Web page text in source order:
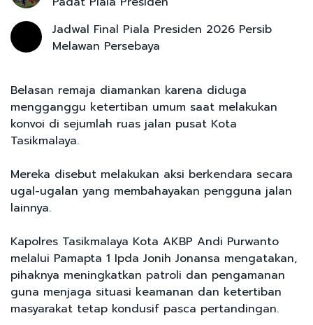
Jadwal Final Piala Presiden 2026 Persib
Melawan Persebaya
Belasan remaja diamankan karena diduga
mengganggu ketertiban umum saat melakukan
konvoi di sejumlah ruas jalan pusat Kota
Tasikmalaya.
Mereka disebut melakukan aksi berkendara secara
ugal-ugalan yang membahayakan pengguna jalan
lainnya.
Kapolres Tasikmalaya Kota AKBP Andi Purwanto
melalui Pamapta 1 Ipda Jonih Jonansa mengatakan,
pihaknya meningkatkan patroli dan pengamanan
guna menjaga situasi keamanan dan ketertiban
masyarakat tetap kondusif pasca pertandingan.